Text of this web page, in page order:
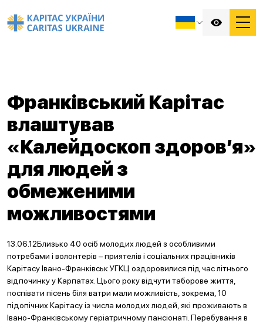
Франківський Карітас
влаштував
«Калейдоскоп здоров’я»
для людей з
обмеженими
можливостями
13.06.12Близько 40 осіб молодих людей з особливими
потребами і волонтерів – приятелів і соціальних працівників
Карітасу Івано-Франківськ УГКЦ оздоровилися під час літнього
відпочинку у Карпатах. Цього року відчути таборове життя,
поспівати пісень біля ватри мали можливість, зокрема, 10
підопічних Карітасу із числа молодих людей, які проживають в
Івано-Франківському геріатричному пансіонаті. Перебування в